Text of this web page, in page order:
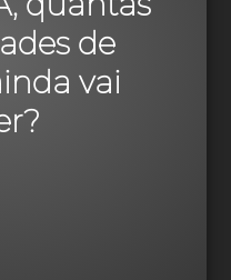
de
vai